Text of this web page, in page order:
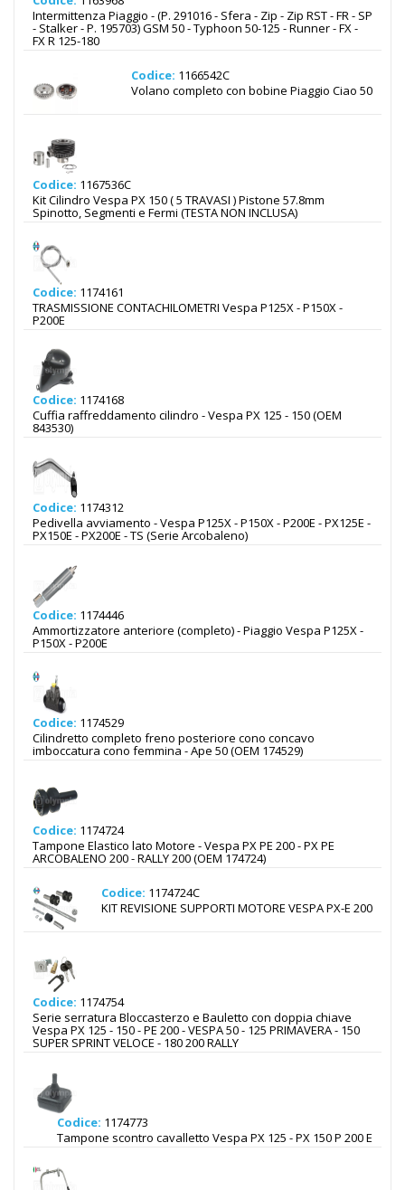
Intermittenza Piaggio - (P. 291016 - Sfera - Zip - Zip RST - FR - SP
- Stalker - P. 195703) GSM 50 - Typhoon 50-125 - Runner - FX -
FX R 125-180
Codice: 1166542C
Volano completo con bobine Piaggio Ciao 50
Codice: 1167536C
Kit Cilindro Vespa PX 150 ( 5 TRAVASI ) Pistone 57.8mm
Spinotto, Segmenti e Fermi (TESTA NON INCLUSA)
Codice: 1174161
TRASMISSIONE CONTACHILOMETRI Vespa P125X - P150X -
P200E
Codice: 1174168
Cuffia raffreddamento cilindro - Vespa PX 125 - 150 (OEM
843530)
Codice: 1174312
Pedivella avviamento - Vespa P125X - P150X - P200E - PX125E -
PX150E - PX200E - TS (Serie Arcobaleno)
Codice: 1174446
Ammortizzatore anteriore (completo) - Piaggio Vespa P125X -
P150X - P200E
Codice: 1174529
Cilindretto completo freno posteriore cono concavo
imboccatura cono femmina - Ape 50 (OEM 174529)
Codice: 1174724
Tampone Elastico lato Motore - Vespa PX PE 200 - PX PE
ARCOBALENO 200 - RALLY 200 (OEM 174724)
Codice: 1174724C
KIT REVISIONE SUPPORTI MOTORE VESPA PX-E 200
Codice: 1174754
Serie serratura Bloccasterzo e Bauletto con doppia chiave
Vespa PX 125 - 150 - PE 200 - VESPA 50 - 125 PRIMAVERA - 150
SUPER SPRINT VELOCE - 180 200 RALLY
Codice: 1174773
Tampone scontro cavalletto Vespa PX 125 - PX 150 P 200 E